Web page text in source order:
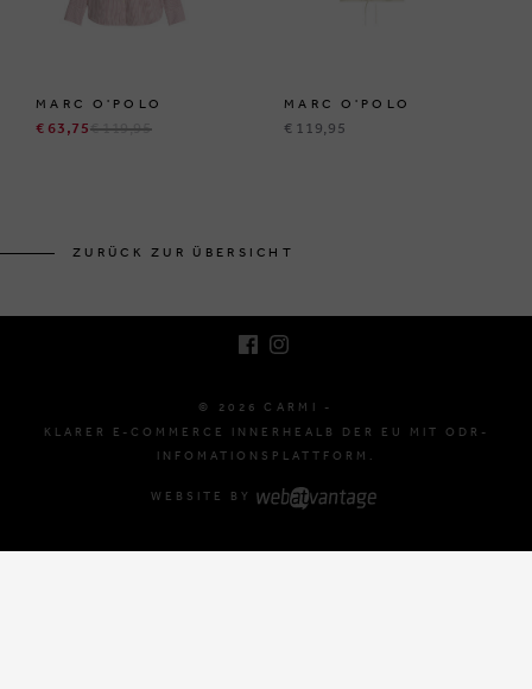
MARC O'POLO
€ 63,75€ 119,95
MARC O'POLO
€ 119,95
ZURÜCK ZUR ÜBERSICHT
© 2026 CARMI -
KLARER E-COMMERCE INNERHEALB DER EU MIT ODR-
INFOMATIONSPLATTFORM.
WEBSITE BY